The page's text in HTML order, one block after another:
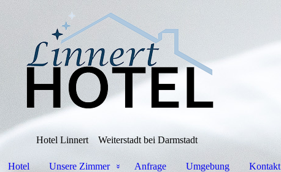
Hotel Linnert Weiterstadt bei Darmstadt
Hotel Unsere Zimmer Anfrage Umgebung Kontakt